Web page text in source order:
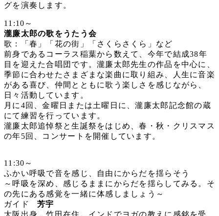
グを演奏します。
11:10～
瀧廉太郎の歌をうたう会
歌：「春」「花の街」「さくらさくら」など
前身であるコーラス稲葉から数えて、今年で結成38年
目を迎えた合唱団です。瀧廉太郎先生の作品を中心に、
季節に合わせたさまざまな楽曲に取り組み、人生に音楽
がある喜び、仲間とともに歌う楽しさを感じながら、
日々活動しています。
月に4回、金曜日または土曜日に、瀧廉太郎記念館の蔵
にて練習を行っています。
瀧廉太郎追悼祭と生誕祭をはじめ、春・秋・クリスマス
の年5回、コンサートを開催しています。
11:30～
ふかい呼吸で音を感じ、自由にからだを揺らそう
～呼吸を深め、感じるままにからだを揺らしてみる。そ
の先にある感覚を一緒に体感しましょう～
ガイド 芳宇
大阪出身、竹田在住。インドでヨガの教えに感銘を受